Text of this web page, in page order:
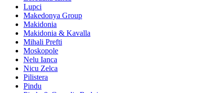
Lupci
Makedonya Group
Makidonia
Makidonia & Kavalla
Mihali Prefti
Moskopole
Nelu Ianca
Nicu Zelca
Pilistera
Pindu